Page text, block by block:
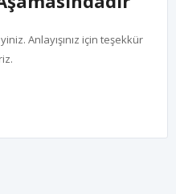
Anlayışınız için teşekkür